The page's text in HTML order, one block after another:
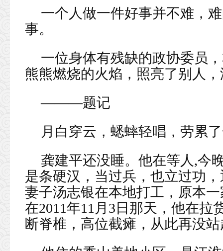
一个人做一件好事并不难，
事。
一位身体有残缺的政协委员
熊熊燃烧的火焰，照亮了别人
———题记
月白穿云，蟋蟀轻唱，劳累
龚建平还没睡。他在等人,今
是条硬汉，当过兵，也立过功
妻子汤志银在本地打工，原本
在2011年11月3日那天，他在
断脊椎，高位截瘫，从此再没